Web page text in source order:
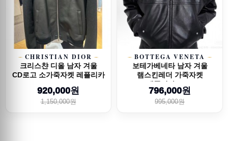
CHRISTIAN DIOR
크리스챤 디올 남자 겨울
CD로고 소가죽자켓 레플리카
920,000원
1,150,000원
BOTTEGA VENETA
보테가베네타 남자 겨울
램스킨레더 가죽자켓
레플리카 26ss
796,000원
995,000원